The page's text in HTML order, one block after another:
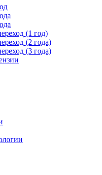
(1 год)
(2 года)
(3 года)